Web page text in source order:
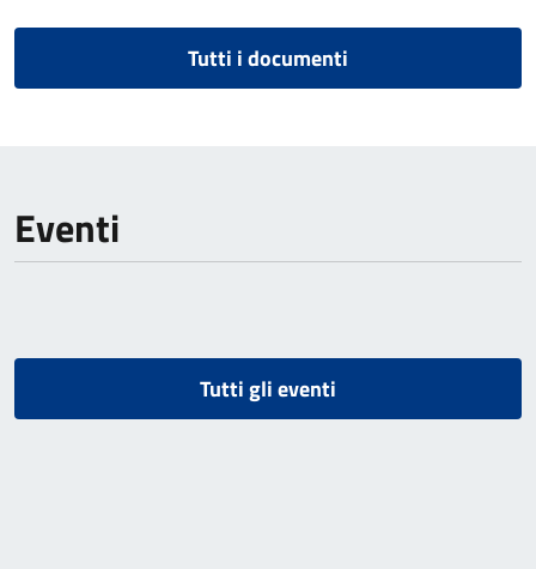
Tutti i documenti
Eventi
Tutti gli eventi